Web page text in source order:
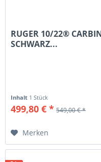
RUGER 10/22®
SCHWARZ...
Inhalt 1 Stück
499,80 € * 549,00 € *
Merken